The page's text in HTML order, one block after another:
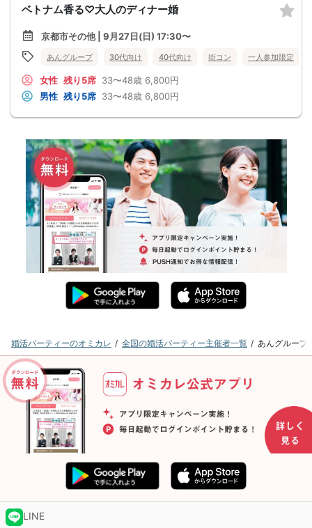
ベトナム香る♡大人のディナー婚
京都市その他 | 9月27日(日) 17:30〜
あんグループ 30代向け 40代向け 街コン 一人参加限定
女性 残り5席 33〜48歳 6,800円
男性 残り5席 33〜48歳 6,800円
婚活パーティーのオミカレ 全国の婚活パーティー主催者一覧 あんグループ
LINE